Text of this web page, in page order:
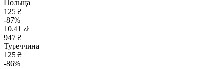
Польща
125 ₴
-87%
10.41 zł
947 ₴
Туреччина
125 ₴
-86%